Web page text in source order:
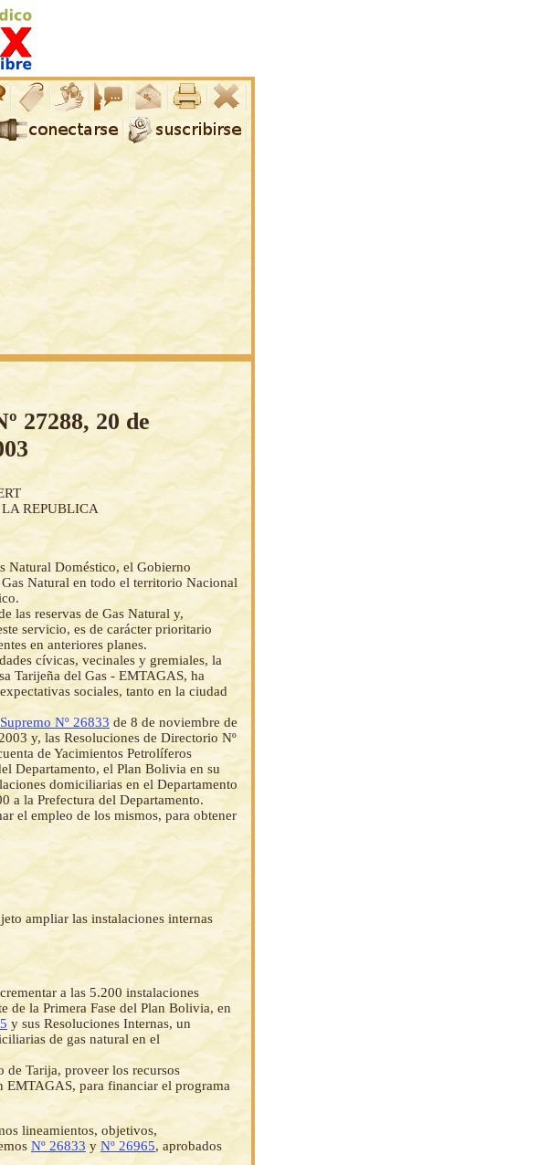
27288, 20 de
REPUBLICA
Natural Doméstico, el Gobierno
Natural en todo el territorio Nacional
las reservas de Gas Natural y,
servicio, es de carácter prioritario
en anteriores planes.
cívicas, vecinales y gremiales, la
Tarijeña del Gas - EMTAGAS, ha
sociales, tanto en la ciudad
Nº 26833 de 8 de noviembre de
y, las Resoluciones de Directorio Nº
de Yacimientos Petrolíferos
Departamento, el Plan Bolivia en su
domiciliarias en el Departamento
a la Prefectura del Departamento.
el empleo de los mismos, para obtener
ampliar las instalaciones internas
a las 5.200 instalaciones
de la Primera Fase del Plan Bolivia, en
y sus Resoluciones Internas, un
de gas natural en el
de Tarija, proveer los recursos
EMTAGAS, para financiar el programa
lineamientos, objetivos,
Nº 26833 y Nº 26965, aprobados